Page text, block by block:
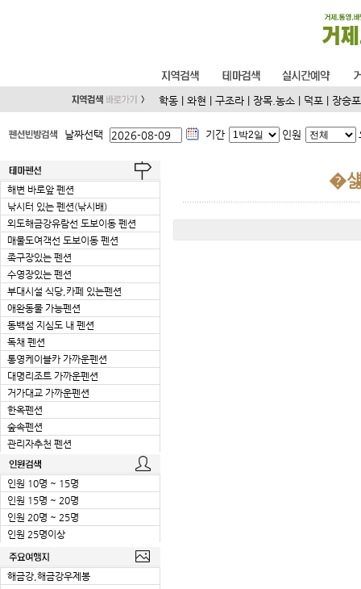
학동 |와현 |구조라 장목.농소 덕포 장승
날짜선택 기간 인원
해변 바로앞 펜션
낚시터 있는 펜션(낚시배)
외도해금강유람선 도보이동 펜션
매물도여객선 도보이동 펜션
족구장있는 펜션
수영장있는 펜션
부대시설 식당,카페 있는펜션
애완동물 가능펜션
동백섬 지심도 내 펜션
독채 펜션
통영케이블카 가까운펜션
대명리조트 가까운펜션
거가대교 가까운펜션
한옥펜션
숲속펜션
관리자추천 펜션
인원 10명 ~ 15명
인원 15명 ~ 20명
인원 20명 ~ 25명
인원 25명이상
해금강,해금강우제봉
�